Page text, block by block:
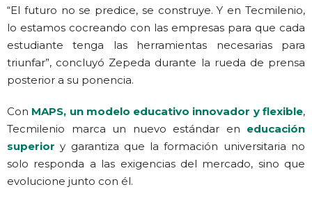
“El futuro no se predice, se construye. Y en Tecmilenio,
lo estamos cocreando con las empresas para que cada
estudiante tenga las herramientas necesarias para
triunfar”, concluyó Zepeda durante la rueda de prensa
posterior a su ponencia.
Con MAPS, un modelo educativo innovador y flexible,
Tecmilenio marca un nuevo estándar en educación
superior y garantiza que la formación universitaria no
solo responda a las exigencias del mercado, sino que
evolucione junto con él.